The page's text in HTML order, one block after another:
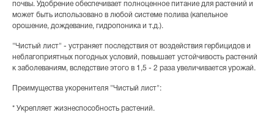
почвы. Удобрение обеспечивает полноценное питание для растений и
может быть использовано в любой системе полива (капельное
орошение, дождевание, гидропоника и т.д.).
"Чистый лист" - устраняет последствия от воздействия гербицидов и
неблагоприятных погодных условий, повышает устойчивость растений
к заболеваниям, вследствие этого в 1,5 - 2 раза увеличивается урожай.
Преимущества укоренителя "Чистый лист":
* Укрепляет жизнеспособность растений.